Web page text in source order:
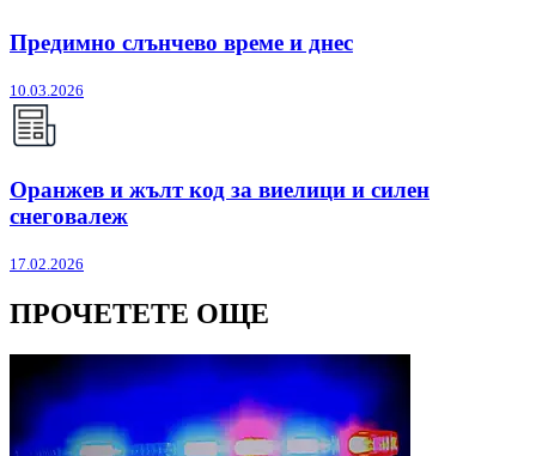
Предимно слънчево време и днес
10.03.2026
Оранжев и жълт код за виелици и силен
снеговалеж
17.02.2026
ПРОЧЕТЕТЕ ОЩЕ